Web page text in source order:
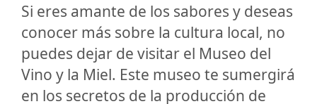
Si eres amante de los sabores y deseas
conocer más sobre la cultura local, no
puedes dejar de visitar el Museo del
Vino y la Miel. Este museo te sumergirá
en los secretos de la producción de